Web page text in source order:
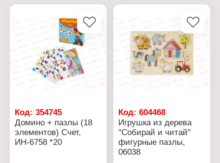
Код: 354745
Домино + пазлы (18
элементов) Счет,
ИН-6758 *20
Код:604468
Игрушка из дерева
"Собирай и читай"
фигурные пазлы,
06038